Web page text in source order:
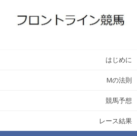
はじめに
Mの法則
競馬予想
レース結果